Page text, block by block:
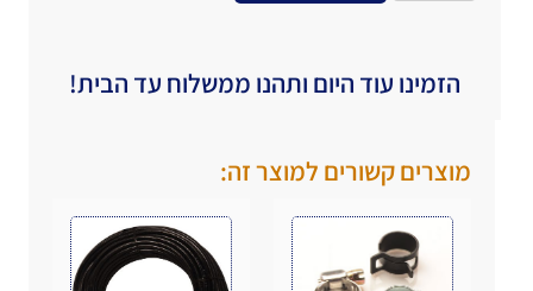
הזמינו עוד היום ותהנו ממשלוח עד הבית!
מוצרים קשורים למוצר זה: